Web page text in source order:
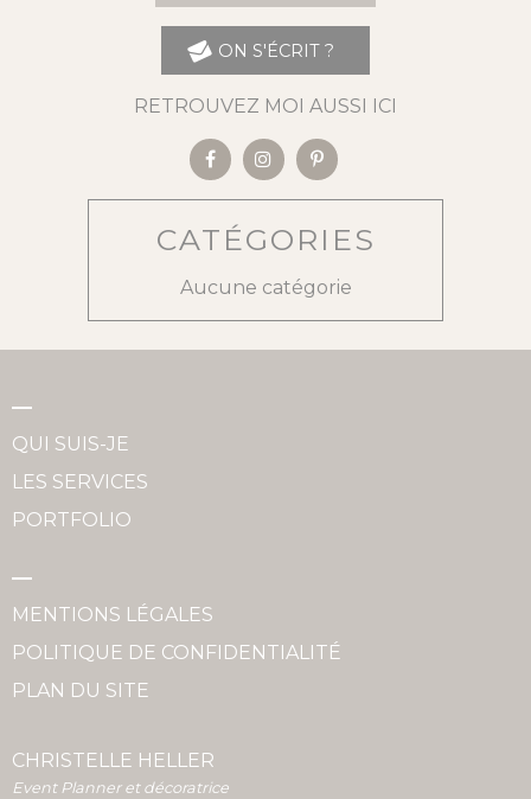
ON S'ÉCRIT ?
RETROUVEZ MOI AUSSI ICI
CATÉGORIES
Aucune catégorie
QUI SUIS-JE
LES SERVICES
PORTFOLIO
MENTIONS LÉGALES
POLITIQUE DE CONFIDENTIALITÉ
PLAN DU SITE
CHRISTELLE HELLER
Event Planner et décoratrice